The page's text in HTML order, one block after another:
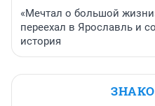
«Мечтал о большой
переехал в Ярославль и
история